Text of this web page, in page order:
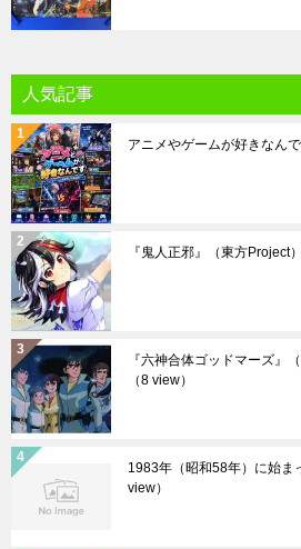
人気記事
アニメやゲームが好きなん
『鬼人正邪』（東方Project）
『六神合体ゴッドマーズ』
（8 view）
1983年（昭和58年）に始ま
view）